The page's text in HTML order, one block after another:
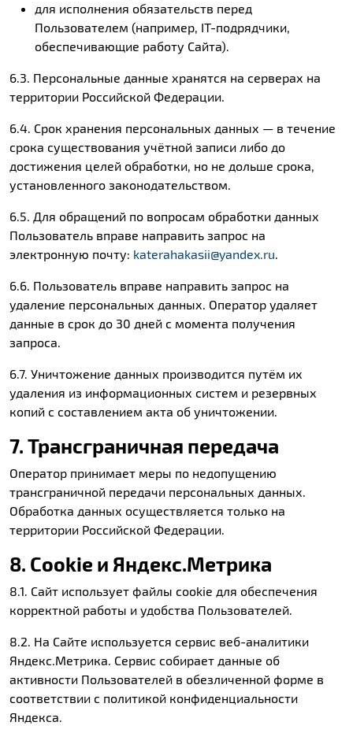
для исполнения обязательств перед
Пользователем (например, IT-подрядчики,
обеспечивающие работу Сайта).
6.3. Персональные данные хранятся на серверах на
территории Российской Федерации.
6.4. Срок хранения персональных данных — в течение
срока существования учётной записи либо до
достижения целей обработки, но не дольше срока,
установленного законодательством.
6.5. Для обращений по вопросам обработки данных
Пользователь вправе направить запрос на
электронную почту: katerahakasii@yandex.ru.
6.6. Пользователь вправе направить запрос на
удаление персональных данных. Оператор удаляет
данные в срок до 30 дней с момента получения
запроса.
6.7. Уничтожение данных производится путём их
удаления из информационных систем и резервных
копий с составлением акта об уничтожении.
7. Трансграничная передача
Оператор принимает меры по недопущению
трансграничной передачи персональных данных.
Обработка данных осуществляется только на
территории Российской Федерации.
8. Cookie и Яндекс.Метрика
8.1. Сайт использует файлы cookie для обеспечения
корректной работы и удобства Пользователей.
8.2. На Сайте используется сервис веб-аналитики
Яндекс.Метрика. Сервис собирает данные об
активности Пользователей в обезличенной форме в
соответствии с политикой конфиденциальности
Яндекса.